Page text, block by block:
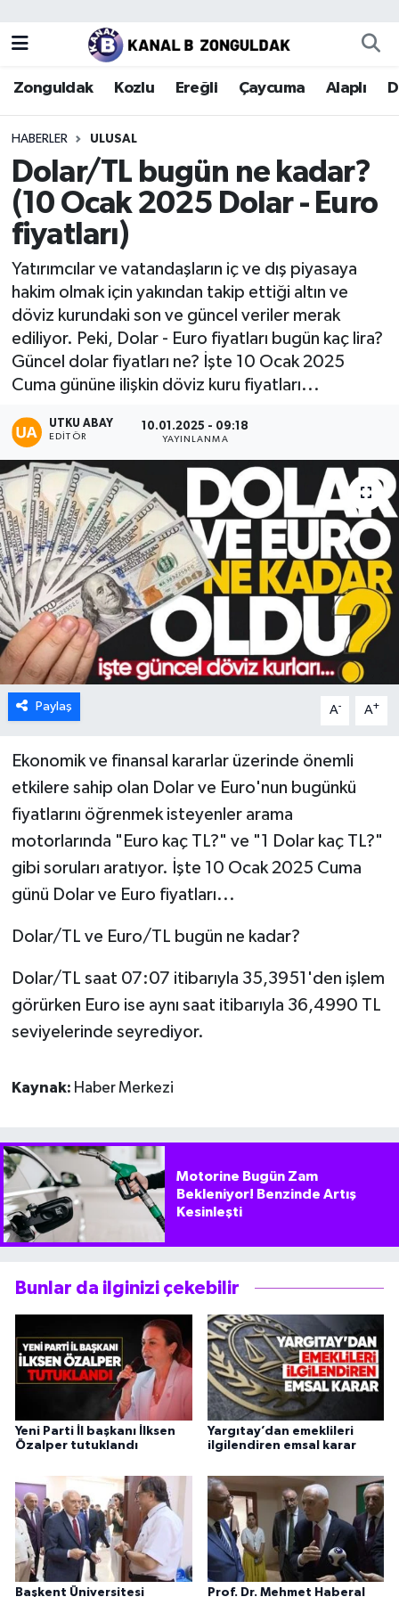
Zonguldak Kozlu Ereğli Çaycuma Alaplı
HABERLER ULUSAL
Dolar/TL bugün ne kadar?
(10 Ocak 2025 Dolar - Euro
fiyatları)
Yatırımcılar ve vatandaşların iç ve dış piyasaya
hakim olmak için yakından takip ettiği altın ve
döviz kurundaki son ve güncel veriler merak
ediliyor. Peki, Dolar - Euro fiyatları bugün kaç lira?
Güncel dolar fiyatları ne? İşte 10 Ocak 2025
Cuma gününe ilişkin döviz kuru fiyatları...
UTKU ABAY
EDITÖR
10.01.2025 - 09:18
YAYINLANMA
Paylaş A- A+
Ekonomik ve finansal kararlar üzerinde önemli
etkilere sahip olan Dolar ve Euro'nun bugünkü
fiyatlarını öğrenmek isteyenler arama
motorlarında "Euro kaç TL?" ve "1 Dolar kaç TL?"
gibi soruları aratıyor. İşte 10 Ocak 2025 Cuma
günü Dolar ve Euro fiyatları...
Dolar/TL ve Euro/TL bugün ne kadar?
Dolar/TL saat 07:07 itibarıyla 35,3951'den işlem
görürken Euro ise aynı saat itibarıyla 36,4990 TL
seviyelerinde seyrediyor.
Kaynak: Haber Merkezi
Motorine Bugün Zam
Bekleniyor! Benzinde Artış
Kesinleşti
Bunlar da ilginizi çekebilir
Yeni Parti İl başkanı İlksen
Özalper tutuklandı
Yargıtay’dan emeklileri
ilgilendiren emsal karar
Başkent Üniversitesi Prof. Dr. Mehmet Haberal
Zonguldak
Kozlu
Ereğli
Çaycuma
Alaplı
Devrek
Gökçebey
Bartın
Karabük
Spor
Ulusal
Zonguldak Nöbetçi Eczaneler
Zonguldak Hava Durumu
Zonguldak Trafik Yoğunluk Haritası
Puan Durumu ve Fikstür
Tüm Manşetler
Son Dakika Haberleri
Haber Arşivi